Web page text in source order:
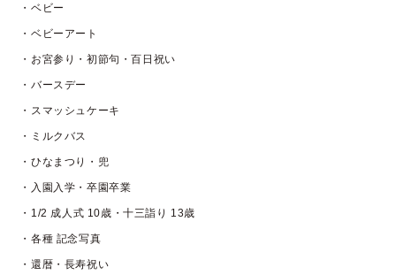
・ベビー
・ベビーアート
・お宮参り・初節句・百日祝い
・バースデー
・スマッシュケーキ
・ミルクバス
・ひなまつり・兜
・入園入学・卒園卒業
・1/2 成人式 10歳・十三詣り 13歳
・各種 記念写真
・還暦・長寿祝い